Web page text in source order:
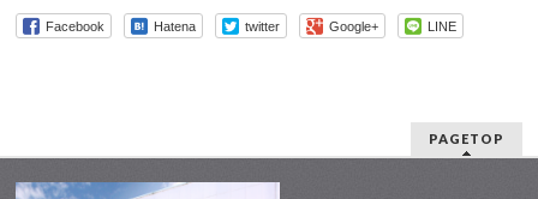
Facebook Hatena twitter Google+ LINE
PAGETOP